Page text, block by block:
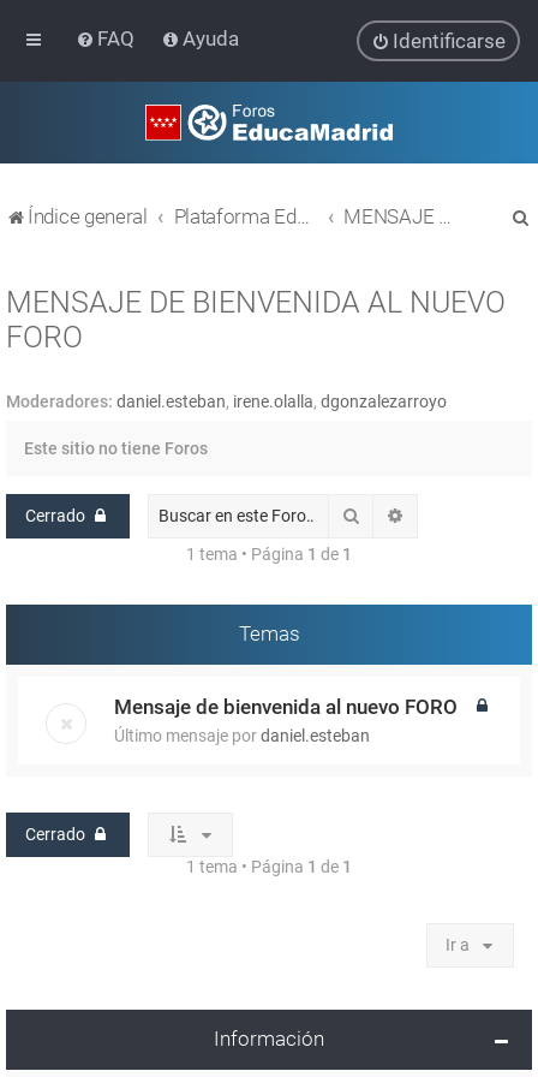
FAQ Ayuda Identificarse
Índice general Plataforma Educativa EducaMadrid MENSAJE DE BIENVENIDA AL NUEVO FORO
MENSAJE DE BIENVENIDA AL NUEVO
FORO
Moderadores: daniel.esteban, irene.olalla, dgonzalezarroyo
Este sitio no tiene Foros
Cerrado Buscar
1 tema • Página 1 de 1
Temas
Mensaje de bienvenida al nuevo FORO
Último mensaje pordaniel.esteban
Cerrado
1 tema • Página 1 de 1
Ir a
Información